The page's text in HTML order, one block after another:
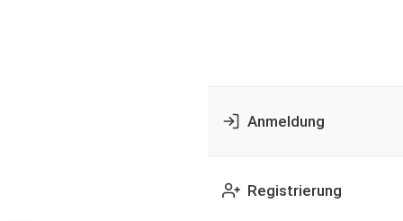
Anmeldung
Registrierung